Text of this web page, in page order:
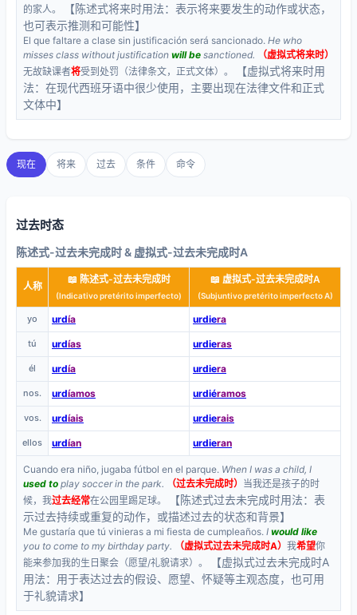
的家人。
【陈述式将来时用法：表示将来要发生的动作或状态，
也可表示推测和可能性】
El que faltare a clase sin justificación será sancionado. He who
misses class without justification will be sanctioned.
（虚拟式将来时）
无故缺课者将受到处罚（法律条文，正式文体）。
【虚拟式将来时用
法：在现代西班牙语中很少使用，主要出现在法律文件和正式
文体中】
现在 将来 过去 条件 命令
过去时态
陈述式-过去未完成时 & 虚拟式-过去未完成时A
人称
📖 陈述式-过去未完成时
(Indicativo pretérito imperfecto)
📖 虚拟式-过去未完成时A
(Subjuntivo pretérito imperfecto A)
yo urdía urdiera
tú urdías urdieras
él urdía urdiera
nos. urdíamos urdiéramos
vos. urdíais urdierais
ellos urdían urdieran
Cuando era niño, jugaba fútbol en el parque. When I was a child, I
used to play soccer in the park. （过去未完成时） 当我还是孩子的时
候，我过去经常在公园里踢足球。
【陈述式过去未完成时用法：表
示过去持续或重复的动作，或描述过去的状态和背景】
Me gustaría que tú vinieras a mi fiesta de cumpleaños. I would like
you to come to my birthday party.
（虚拟式过去未完成时A） 我希望你
能来参加我的生日聚会（愿望/礼貌请求）。
【虚拟式过去未完成时A
用法：用于表达过去的假设、愿望、怀疑等主观态度，也可用
于礼貌请求】